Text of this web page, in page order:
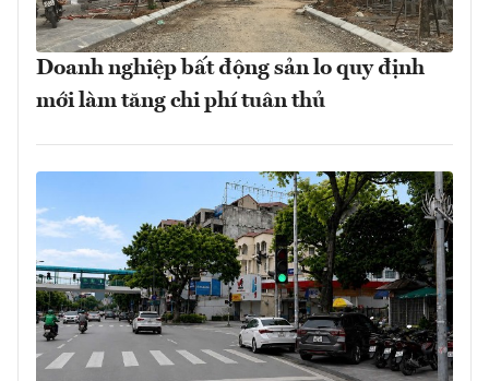
Doanh nghiệp bất động sản lo quy định
mới làm tăng chi phí tuân thủ